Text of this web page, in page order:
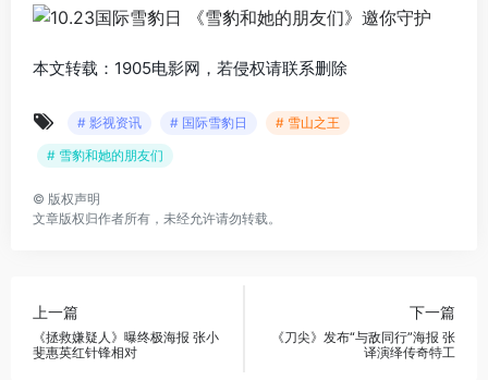
本文转载：1905电影网，若侵权请联系删除
# 影视资讯 # 国际雪豹日
# 雪山之王
# 雪豹和她的朋友们
© 版权声明
文章版权归作者所有，未经允许请勿转载。
上一篇
《拯救嫌疑人》曝终极海报 张小
斐惠英红针锋相对
下一篇
《刀尖》发布“与敌同行”海报 张
译演绎传奇特工